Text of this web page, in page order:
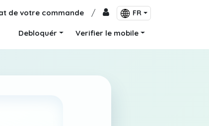
de votre commande / FR
Debloquér Verifier le mobile